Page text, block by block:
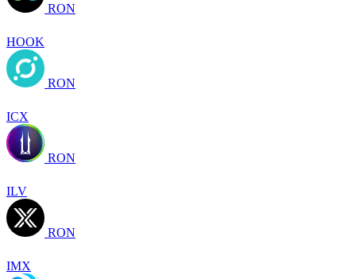
RON
HOOK
RON
ICX
RON
ILV
RON
IMX